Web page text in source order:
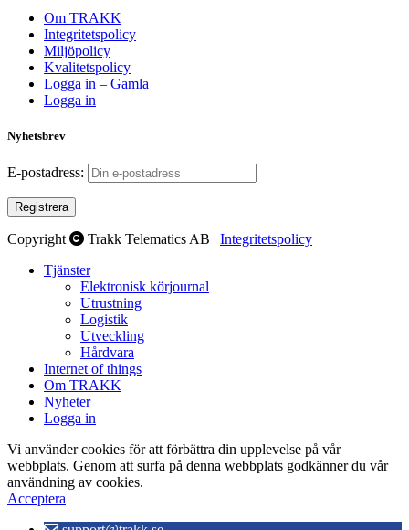
Om TRAKK
Integritetspolicy
Miljöpolicy
Kvalitetspolicy
Logga in – Gamla
Logga in
Nyhetsbrev
E-postadress:
Copyright Trakk Telematics AB | Integritetspolicy
Tjänster
Elektronisk körjournal
Utrustning
Logistik
Utveckling
Hårdvara
Internet of things
Om TRAKK
Nyheter
Logga in
Vi använder cookies för att förbättra din upplevelse på vår
webbplats. Genom att surfa på denna webbplats godkänner du vår
användning av cookies.
Acceptera